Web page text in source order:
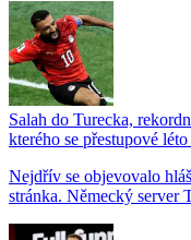
Salah do Turecka,
kterého se přestupové
Nejdřív se objevovalo
stránka. Německý server